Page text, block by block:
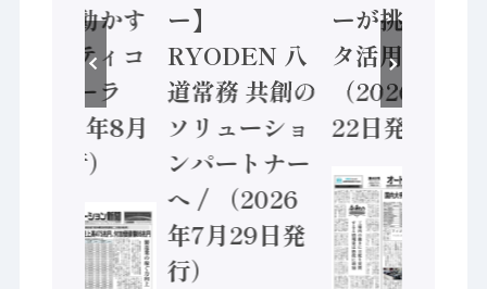
安全に動かす
セーフティコ
ントローラ
（2026年8月
5日発行）
ー】
RYODEN 八
道常務 共創の
ソリューショ
ンパートナー
へ / （2026
年7月29日発
行）
ーが挑むデー
タ活用 など
（2026年7月
22日発行）